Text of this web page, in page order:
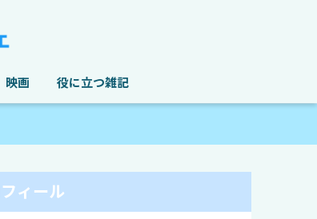
映画 役に立つ雑記
ィール